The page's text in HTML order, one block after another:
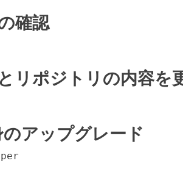
確認
リポジトリの内容を
アップグレード